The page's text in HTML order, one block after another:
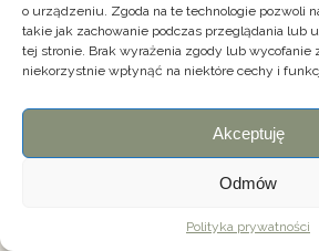
o urządzeniu. Zgoda na te technologie pozwoli
takie jak zachowanie podczas przeglądania lub
tej stronie. Brak wyrażenia zgody lub wycofanie
niekorzystnie wpłynąć na niektóre cechy i
Akceptuję
Odmów
Polityka prywatności